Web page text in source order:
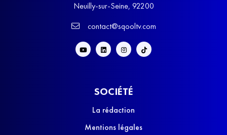
Neuilly-sur-Seine, 92200
contact@sqooltv.com
SOCIÉTÉ
La rédaction
Mentions légales